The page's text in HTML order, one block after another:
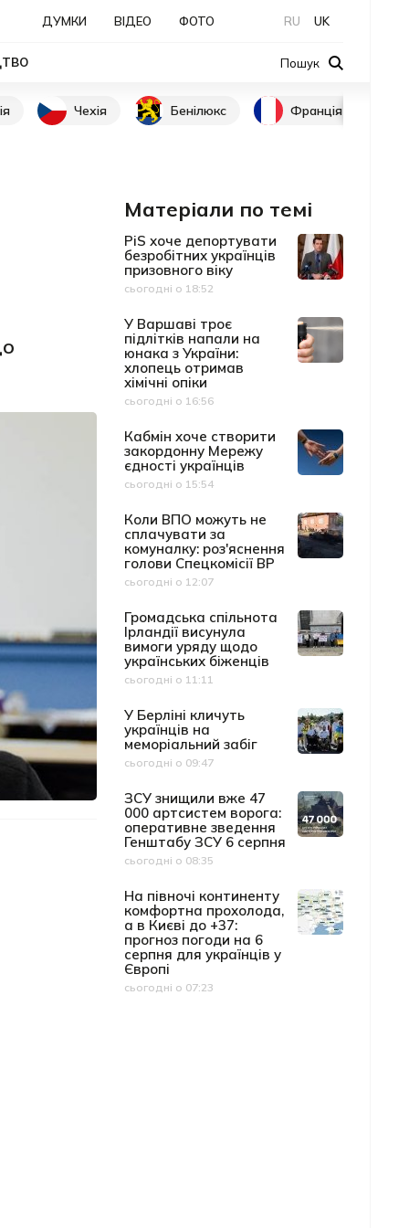
ДУМКИ ВІДЕО ФОТО RU UK
Пошук
Чехія Бенілюкс Франція
Матеріали по темі
PiS хоче депортувати
безробітних українців
призовного віку
Дата публікації
сьогодні о 18:52
У Варшаві троє
підлітків напали на
юнака з України:
хлопець отримав
хімічні опіки
Дата публікації
сьогодні о 16:56
Кабмін хоче створити
закордонну Мережу
єдності українців
Дата публікації
сьогодні о 15:54
Коли ВПО можуть не
сплачувати за
комуналку: роз'яснення
голови Спецкомісії ВР
Дата публікації
сьогодні о 12:07
Громадська спільнота
Ірландії висунула
вимоги уряду щодо
українських біженців
Дата публікації
сьогодні о 11:11
У Берліні кличуть
українців на
меморіальний забіг
Дата публікації
сьогодні о 09:47
ЗСУ знищили вже 47
000 артсистем ворога:
оперативне зведення
Генштабу ЗСУ 6 серпня
Дата публікації
сьогодні о 08:35
На півночі континенту
комфортна прохолода,
а в Києві до +37:
прогноз погоди на 6
серпня для українців у
Європі
Дата публікації
сьогодні о 07:23